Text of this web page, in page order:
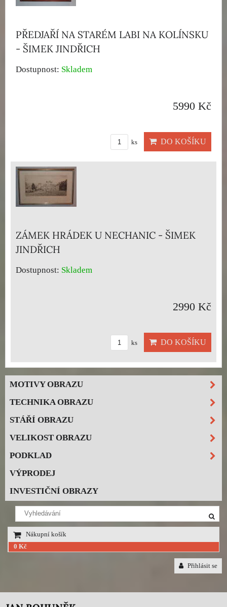
PŘEDJAŘÍ NA STARÉM LABI NA KOLÍNSKU
- ŠIMEK JINDŘICH
Dostupnost: Skladem
5990 Kč
ks DO KOŠÍKU
ZÁMEK HRÁDEK U NECHANIC - ŠIMEK
JINDŘICH
Dostupnost: Skladem
2990 Kč
ks DO KOŠÍKU
MOTIVY OBRAZU
TECHNIKA OBRAZU
STÁŘÍ OBRAZU
VELIKOST OBRAZU
PODKLAD
VÝPRODEJ
INVESTIČNÍ OBRAZY
Nákupní košík
0 Kč
Přihlásit se